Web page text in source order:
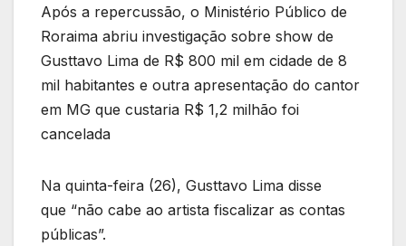
Após a repercussão, o Ministério Público de
Roraima abriu investigação sobre show de
Gusttavo Lima de R$ 800 mil em cidade de 8
mil habitantes e outra apresentação do cantor
em MG que custaria R$ 1,2 milhão foi
cancelada
Na quinta-feira (26), Gusttavo Lima disse
que “não cabe ao artista fiscalizar as contas
públicas”.